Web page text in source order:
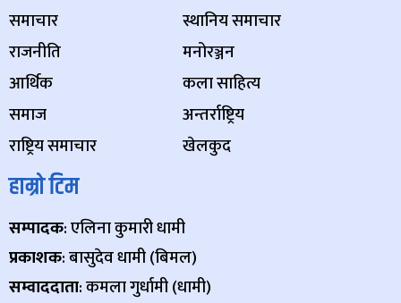
समाचार
राजनीति
आर्थिक
समाज
राष्ट्रिय समाचार
स्थानिय समाचार
मनोरञ्जन
कला साहित्य
अन्तर्राष्ट्रिय
खेलकुद
हाम्रो टिम
सम्पादक: एलिना कुमारी धामी
प्रकाशक: बासुदेव धामी (बिमल)
सम्वाददाता: कमला गुर्धामी (धामी)